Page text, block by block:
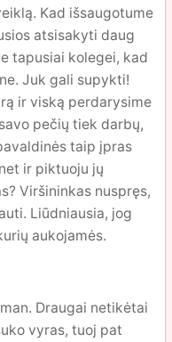
Kad išsaugotume
atsisakyti daug
tapusiai kolegei, kad
Juk gali supykti!
ir viską perdarysime
pečių tiek darbų,
taip įpras
ir piktuoju jų
Viršininkas nuspręs,
Liūdniausia, jog
aukojamės.
Draugai netikėtai
vyras, tuoj pat